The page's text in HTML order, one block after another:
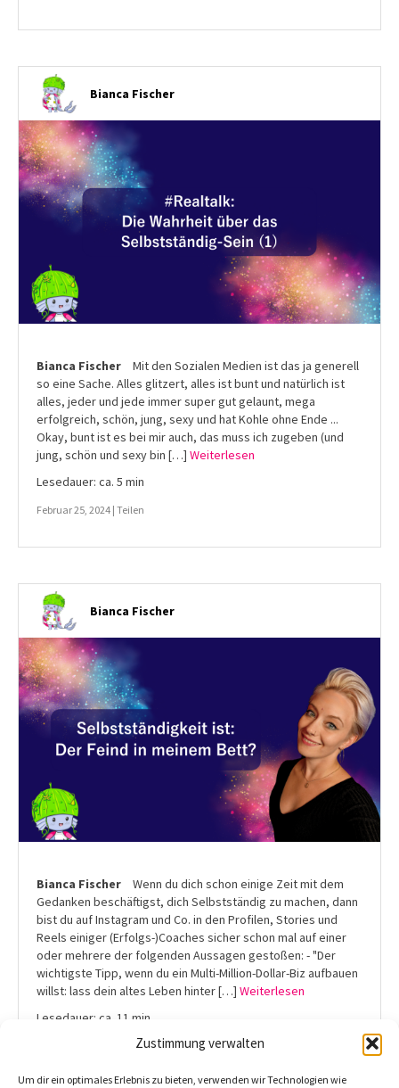
Zustimmung verwalten
Um dir ein optimales Erlebnis zu bieten, verwenden wir Technologien wie
Bianca Fischer
Bianca Fischer
Mit den Sozialen Medien ist das ja generell
so eine Sache. Alles glitzert, alles ist bunt und natürlich ist
alles, jeder und jede immer super gut gelaunt, mega
erfolgreich, schön, jung, sexy und hat Kohle ohne Ende ...
Okay, bunt ist es bei mir auch, das muss ich zugeben (und
jung, schön und sexy bin […] Weiterlesen
Lesedauer: ca. 5 min
Februar 25, 2024 | Teilen
Bianca Fischer
Bianca Fischer
Wenn du dich schon einige Zeit mit dem
Gedanken beschäftigst, dich Selbstständig zu machen, dann
bist du auf Instagram und Co. in den Profilen, Stories und
Reels einiger (Erfolgs-)Coaches sicher schon mal auf einer
oder mehrere der folgenden Aussagen gestoßen: - "Der
wichtigste Tipp, wenn du ein Multi-Million-Dollar-Biz aufbauen
willst: lass dein altes Leben hinter […] Weiterlesen
Lesedauer: ca. 11 min
Teilen